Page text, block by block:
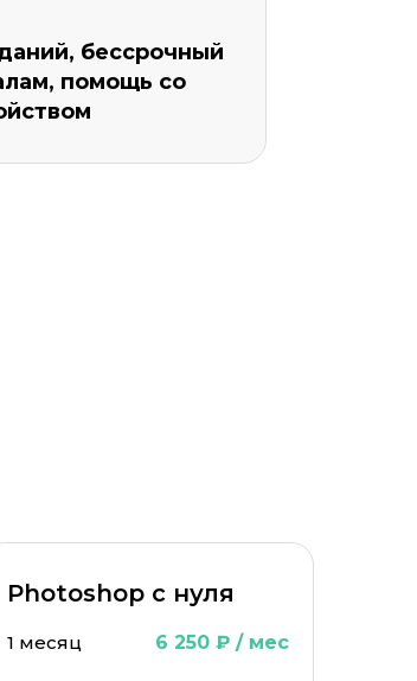
бессрочный
помощь со
Photoshop с нуля
1 месяц 6 250 ₽ / мес